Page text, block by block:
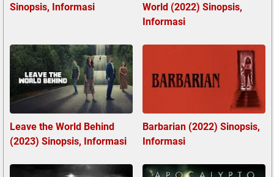
Sinopsis, Informasi
World (2022) Sinopsis,
Informasi
Leave the World Behind
(2023) Sinopsis, Informasi
Barbarian (2022) Sinopsis,
Informasi